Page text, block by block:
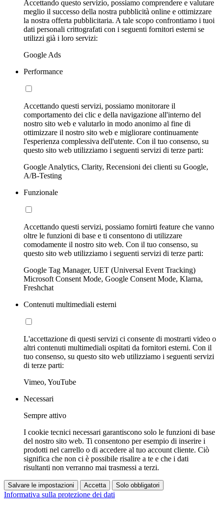
Accettando questo servizio, possiamo comprendere e valutare
meglio il successo della nostra pubblicità online e ottimizzare
la nostra offerta pubblicitaria. A tale scopo confrontiamo i tuoi
dati personali crittografati con i seguenti fornitori esterni se
utilizzi già i loro servizi:
Google Ads
Performance
Accettando questi servizi, possiamo monitorare il
comportamento dei clic e della navigazione all'interno del
nostro sito web e valutarlo in modo anonimo al fine di
ottimizzare il nostro sito web e migliorare continuamente
l'esperienza complessiva dell'utente. Con il tuo consenso, su
questo sito web utilizziamo i seguenti servizi di terze parti:
Google Analytics, Clarity, Recensioni dei clienti su Google,
A/B-Testing
Funzionale
Accettando questi servizi, possiamo fornirti feature che vanno
oltre le funzioni di base e ti consentono di utilizzare
comodamente il nostro sito web. Con il tuo consenso, su
questo sito web utilizziamo i seguenti servizi di terze parti:
Google Tag Manager, UET (Universal Event Tracking)
Microsoft Consent Mode, Google Consent Mode, Klarna,
Freshchat
Contenuti multimediali esterni
L'accettazione di questi servizi ci consente di mostrarti video o
altri contenuti multimediali ospitati da fornitori esterni. Con il
tuo consenso, su questo sito web utilizziamo i seguenti servizi
di terze parti:
Vimeo, YouTube
Necessari
Sempre attivo
I cookie tecnici necessari garantiscono solo le funzioni di base
del nostro sito web. Ti consentono per esempio di inserire i
prodotti nel carrello o di accedere al tuo account cliente. Ciò
significa che non ci è possibile risalire a te e che i dati
risultanti non verranno mai trasmessi a terzi.
Salvare le impostazioni Accetta Solo obbligatori
Informativa sulla protezione dei dati